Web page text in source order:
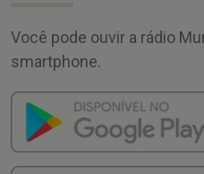
Você pode ouvir a rádio
smartphone.